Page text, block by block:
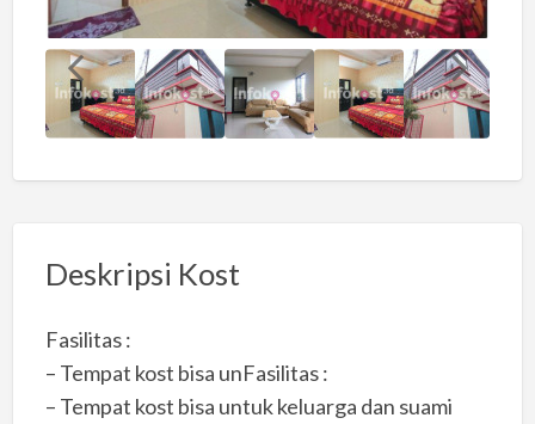
Deskripsi Kost
Fasilitas :
– Tempat kost bisa unFasilitas :
– Tempat kost bisa untuk keluarga dan suami